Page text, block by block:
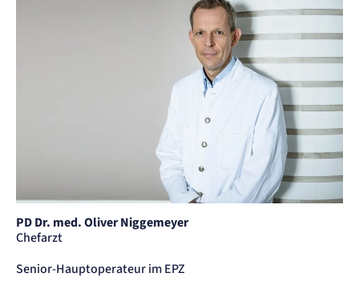
PD Dr. med. Oliver Niggemeyer
Chefarzt
Senior-Hauptoperateur im EPZ